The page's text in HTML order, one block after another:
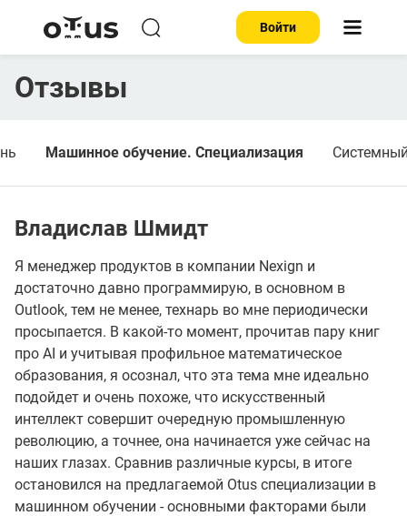
Войти
Отзывы
Машинное обучение. Специализация
Владислав Шмидт
Я менеджер продуктов в компании Nexign и
достаточно давно программирую, в основном в
Outlook, тем не менее, технарь во мне периодически
просыпается. В какой-то момент, прочитав пару книг
про AI и учитывая профильное математическое
образования, я осознал, что эта тема мне идеально
подойдет и очень похоже, что искусственный
интеллект совершит очередную промышленную
революцию, а точнее, она начинается уже сейчас на
наших глазах. Сравнив различные курсы, в итоге
остановился на предлагаемой Otus специализации в
машинном обучении - основными факторами были